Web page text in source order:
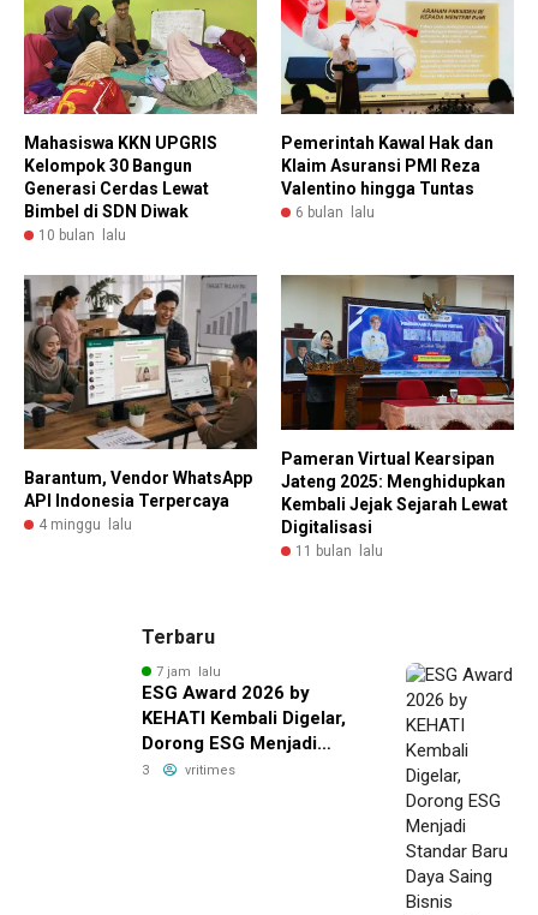
Mahasiswa KKN UPGRIS
Kelompok 30 Bangun
Generasi Cerdas Lewat
Bimbel di SDN Diwak
10 bulan lalu
Pemerintah Kawal Hak dan
Klaim Asuransi PMI Reza
Valentino hingga Tuntas
6 bulan lalu
Barantum, Vendor WhatsApp
API Indonesia Terpercaya
4 minggu lalu
Pameran Virtual Kearsipan
Jateng 2025: Menghidupkan
Kembali Jejak Sejarah Lewat
Digitalisasi
11 bulan lalu
Terbaru
7 jam lalu
ESG Award 2026 by
KEHATI Kembali Digelar,
Dorong ESG Menjadi
Standar Baru Daya Saing
3 vritimes